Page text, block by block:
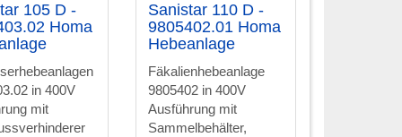
105 D -
Homa
in 400V
mit
Sanistar 110 D -
9805402.01 Homa
Hebeanlage
Fäkalienhebeanlage
9805402 in 400V
Ausführung mit
Sammelbehälter,